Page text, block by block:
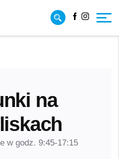
Facebook
na
w godz. 9:45-17:15